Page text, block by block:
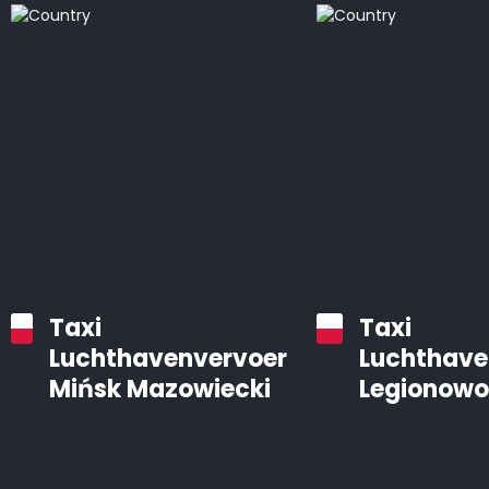
Taxi
Luchthavenvervoer
Mińsk Mazowiecki
Taxi
Legionowo